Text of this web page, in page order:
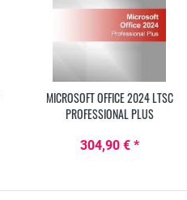
MICROSOFT OFFICE 2024 LTSC
PROFESSIONAL PLUS
304,90 € *